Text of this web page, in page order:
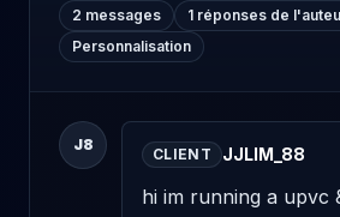
2 messages
1 réponses de
Personnalisation
J8
CLIENT JJLIM_88
hi im running a upvc